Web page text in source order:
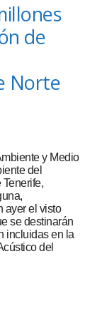
de
Norte
y Medio
del
ayer el visto
se destinarán
incluidas en la
del